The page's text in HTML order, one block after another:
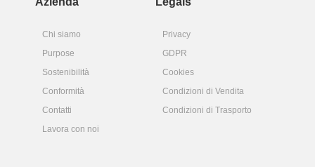
Chi siamo
Privacy
Purpose
GDPR
Sostenibilità
Cookies
Conformità
Condizioni di Vendita
Contatti
Condizioni di Trasporto
Lavora con noi